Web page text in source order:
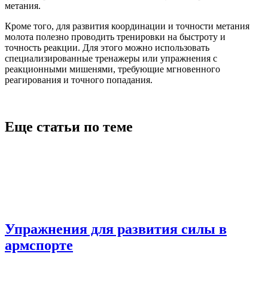
метания.
Кроме того, для развития координации и точности метания
молота полезно проводить тренировки на быстроту и
точность реакции. Для этого можно использовать
специализированные тренажеры или упражнения с
реакционными мишенями, требующие мгновенного
реагирования и точного попадания.
Еще статьи по теме
Упражнения для развития силы в
армспорте